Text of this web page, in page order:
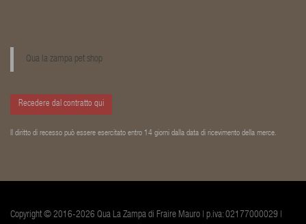
Qua la zampa pet shop
Recedere dal contratto qui
Il diritto di recesso può essere esercitato entro 14 giorni dalla data di ricevimento della merce.
Copyright © 2016-2026 Qua La Zampa di Fraire Mauro | p.iva: 02177000029 |